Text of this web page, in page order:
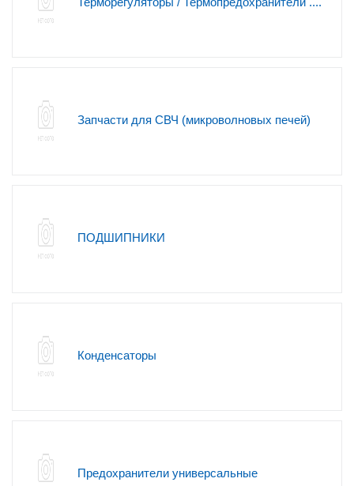
Запчасти для СВЧ (микроволновых печей)
ПОДШИПНИКИ
Конденсаторы
Предохранители универсальные